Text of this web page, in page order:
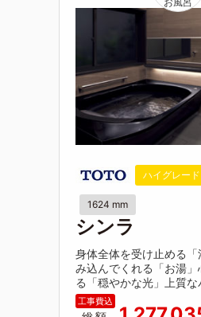
ハイグレード
1624 mm
シンラ
身体全体を受け止める
み込んでくれる「お湯
る「穏やかな光」上質な